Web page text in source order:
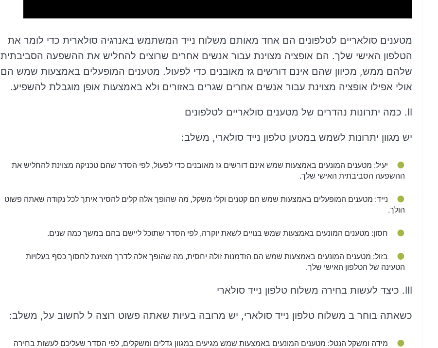
מטענים סולאריים לטלפונים הם אחד מאותם משלוח נייד המשתמש באנרגיה סולארית כדי לומר את
הטלפון האישי שלך. הם אופציה מצוינת עבור אנשים אחרים שרוצים להחליש את ההשפעה הסביבתית
שלהם ממש, מכיוון שהם אינם דורשים גז מאובנים כדי לפעול. מטענים המופעלים באמצעות שמש הם
אולי אפילו אופציה מצוינת עבור אנשים אחרים שגרים באזורים ולא באמצעות אופן מוגבלת להשפיע.
II. כמה יתרונות נהדרים של מטענים סולאריים לטלפונים
יש מגוון יתרונות לשמש במטען טלפון נייד סולארי, משלב:
יעיל: מטענים המונעים באמצעות שמש אינם דורשים גז מאובנים כדי לפעול, לפי הסדר שהם טכניקה מצוינת להחליש את
ההשפעה הסביבתית האישי שלך.
נייד: מטענים המופעלים באמצעות שמש הם קטנים וקלי משקל, מה שהופך אלה קלים להסיר איתך לכל נקודה שאתה פשוט
הולך.
חסון: מטענים המונעים באמצעות שמש בנויים לשאת יוקרה, לפי הסדר שתוכל ליישם בהם במשך כמה שנים.
בזול: מטענים המונעים באמצעות שמש הם הזדמנות זולה יחסית, מה שהופך אלה לדרך מצוינת לחסוך כסף בעלויות
הטעינה של הטלפון האישי שלך.
III. כיצד לעשות בחירה משלוח טלפון נייד סולארי
כשאתה בוחר ב משלוח טלפון נייד סולארי, יש מרובה בעיות שאתה פשוט רוצה ל לחשוב על, משלב:
מידה ומשקל הנטל: מטענים המונעים באמצעות שמש מגיעים במגוון גדלים ומשקלים, לפי הסדר שעליכם לעשות בחירה